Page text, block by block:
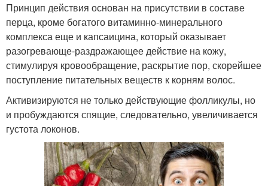
Принцип действия основан на присутствии в составе
перца, кроме богатого витаминно-минерального
комплекса еще и капсаицина, который оказывает
разогревающе-раздражающее действие на кожу,
стимулируя кровообращение, раскрытие пор, скорейшее
поступление питательных веществ к корням волос.
Активизируются не только действующие фолликулы, но
и пробуждаются спящие, следовательно, увеличивается
густота локонов.